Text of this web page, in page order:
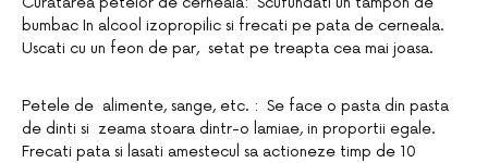
bumbac In alcool izopropilic si frecati pe pata de cerneala.
Uscati cu un feon de par, setat pe treapta cea mai joasa.
Petele de alimente, sange, etc. : Se face o pasta din pasta
de dinti si zeama stoara dintr-o lamiae, in proportii egale.
Frecati pata si lasati amestecul sa actioneze timp de 10